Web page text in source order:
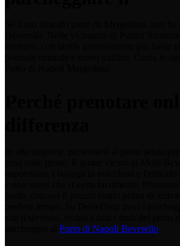
Porto di Napoli Beverello